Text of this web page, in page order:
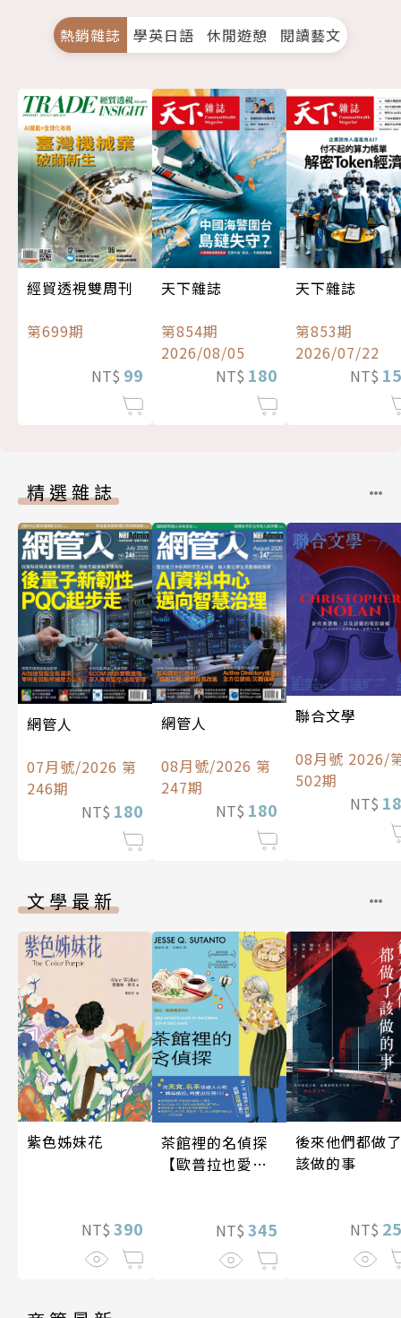
熱銷雜誌 學英日語 休閒遊憩 閱讀藝文
經貿透視雙周刊
第699期
NT$ 99
天下雜誌
第854期
2026/08/05
NT$ 180
天下雜誌
第853期
2026/07/22
NT$
精選雜誌
網管人
07月號/2026 第
246期
NT$ 180
網管人
08月號/2026 第
247期
NT$ 180
聯合文學
08月號 2026/
502期
NT$
文學最新
紫色姊妹花
NT$ 390
茶館裡的名偵探
【歐普拉也愛！
《茶館裡的嫌疑
人》續作】
NT$ 345
後來他們都做了
該做的事
NT$